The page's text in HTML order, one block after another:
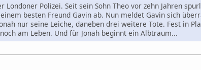
Polizei. Seit sein Sohn Theo vor zehn Jahren
besten Freund Gavin ab. Nun meldet Gavin sich
nur seine Leiche, daneben drei weitere Tote. Fest in
am Leben. Und für Jonah beginnt ein Albtraum...